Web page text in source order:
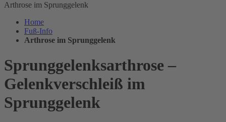
Arthrose im Sprunggelenk
Home
Fuß-Info
Arthrose im Sprunggelenk
Sprunggelenksarthrose –
Gelenkverschleiß im
Sprunggelenk